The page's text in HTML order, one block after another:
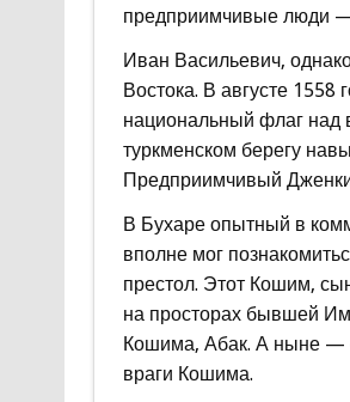
предприимчивые люди
Иван Васильевич,
Востока. В августе
национальный флаг над
туркменском берегу
Предприимчивый
В Бухаре опытный в
вполне мог
престол. Этот Кошим,
на просторах бывшей
Кошима, Абак. А ныне —
враги Кошима.